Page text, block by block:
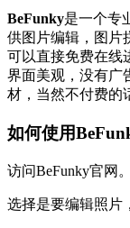
BeFunky是一个专
供图片编辑，图片
可以直接免费在线
界面美观，没有广
材，当然不付费的
如何使用
访问BeFunky官网。
选择是要编辑照片